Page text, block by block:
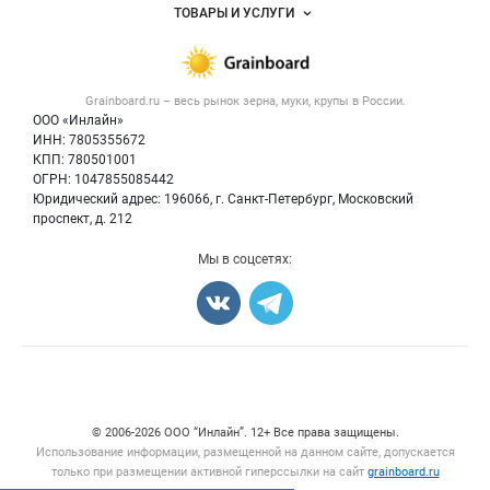
Grainboard.ru – весь рынок зерна, муки, крупы в России.
ООО «Инлайн»
ИНН: 7805355672
КПП: 780501001
ОГРН: 1047855085442
Юридический адрес: 196066, г. Санкт-Петербург, Московский
проспект, д. 212
Размещение рекламы
Публичная оферта
Контактная информация
Политика обработки персональных данных
Объявления
Новости рынка
ТОВАРЫ И УСЛУГИ
Крупы
Мука
Мы в соцсетях:
© 2006‑2026 ООО “Инлайн”. 12+ Все права защищены.
Использование информации, размещенной на данном сайте, допускается
только при размещении активной гиперссылки на сайт grainboard.ru